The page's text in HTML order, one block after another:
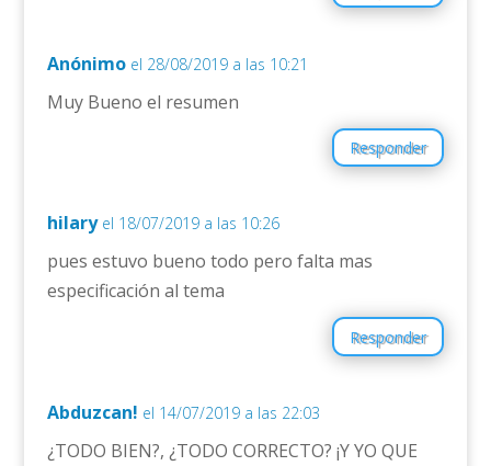
Anónimo el 28/08/2019 a las 10:21
Muy Bueno el resumen
Responder
hilary el 18/07/2019 a las 10:26
pues estuvo bueno todo pero falta mas
especificación al tema
Responder
Abduzcan! el 14/07/2019 a las 22:03
¿TODO BIEN?, ¿TODO CORRECTO? ¡Y YO QUE